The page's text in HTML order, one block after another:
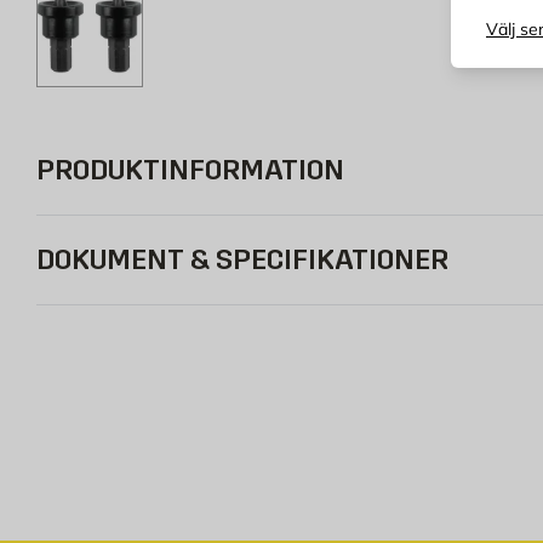
Välj
PRODUKTINFORMATION
DOKUMENT & SPECIFIKATIONER